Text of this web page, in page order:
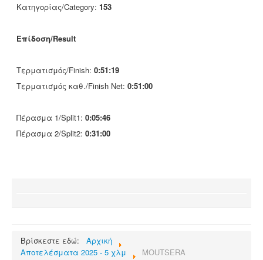
Κατηγορίας/Category: 153
Επίδοση/Result
Τερματισμός/Finish: 0:51:19
Τερματισμός καθ./Finish Net: 0:51:00
Πέρασμα 1/Split1: 0:05:46
Πέρασμα 2/Split2: 0:31:00
Βρίσκεστε εδώ:
Αρχική
Αποτελέσματα 2025 - 5 χλμ
MOUTSERA